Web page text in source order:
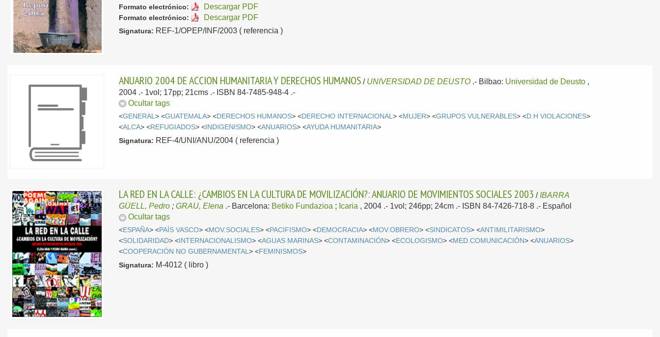
Formato electrónico: Descargar PDF
Formato electrónico: Descargar PDF
Signatura: REF-1/OPEP/INF/2003 ( referencia )
ANUARIO 2004 DE ACCION HUMANITARIA Y DERECHOS HUMANOS / UNIVERSIDAD DE DEUSTO .- Bilbao: Universidad de Deusto ,
2004 .- 1vol; 17pp; 21cms .- ISBN 84-7485-948-4 .-
Ocultar tags
<GENERAL> <GUATEMALA> <DERECHOS HUMANOS> <DERECHO INTERNACIONAL> <MUJER> <GRUPOS VULNERABLES> <D.H VIOLACIONES>
<ALCA> <REFUGIADOS> <INDIGENISMO> <ANUARIOS> <AYUDA HUMANITARIA>
Signatura: REF-4/UNI/ANU/2004 ( referencia )
LA RED EN LA CALLE: ¿CAMBIOS EN LA CULTURA DE MOVILIZACIÓN?: ANUARIO DE MOVIMIENTOS SOCIALES 2003 / IBARRA
GÜELL, Pedro ;GRAU, Elena .- Barcelona: Betiko Fundazioa ; Icaria , 2004 .- 1vol; 246pp; 24cm .- ISBN 84-7426-718-8 .- Español
Ocultar tags
<ESPAÑA> <PAÍS VASCO> <MOV.SOCIALES> <PACIFISMO> <DEMOCRACIA> <MOV.OBRERO> <SINDICATOS> <ANTIMILITARISMO>
<SOLIDARIDAD> < INTERNACIONALISMO> <AGUAS MARINAS> <CONTAMINACIÓN> <ECOLOGISMO> <MED.COMUNICACIÓN> <ANUARIOS>
<COOPERACIÓN NO GUBERNAMENTAL> <FEMINISMOS>
Signatura: M-4012 ( libro )